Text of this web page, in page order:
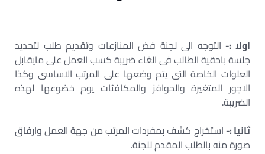
اولا :-التوجه الى لجنة فض المنازعات وتقديم طلب لتحديد
جلسة باحقية الطالب فى الغاء ضريبة كسب العمل على مايقابل
العلوات الخاصة التى يتم وضعها على المرتب الاساسى وكذا
الاجور المتغيرة والحوافز والمكافئات يوم خضوعها لهذه
الضريبة.
ثانيا :-استخراج كشف بمفردات المرتب من جهة العمل وارفاق
صورة منه بالطلب المقدم للجنة.